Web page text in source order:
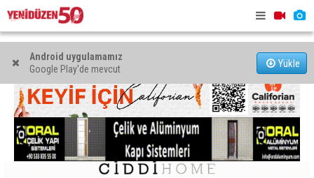
Android uygulamamız
Google Play'de mevcut
Yükle